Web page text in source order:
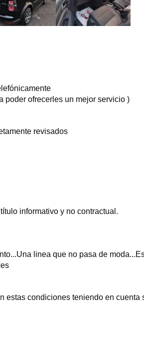
poder ofrecerles un mejor servicio )
revisados
informativo y no contractual.
linea que no pasa de
condiciones teniendo en cuenta